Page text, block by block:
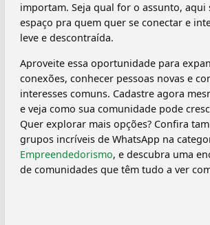
importam. Seja qual for o assunto, aqui
espaço pra quem quer se conectar e
leve e descontraída.
Aproveite essa oportunidade para
conexões, conhecer pessoas novas e
interesses comuns. Cadastre agora
e veja como sua comunidade pode
Quer explorar mais opções? Confira
grupos incríveis de WhatsApp na
Empreendedorismo, e descubra uma
de comunidades que têm tudo a ver